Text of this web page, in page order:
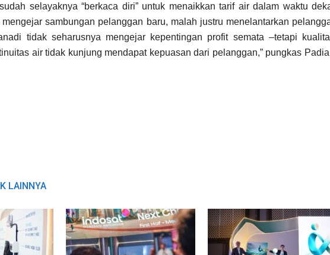
selayaknya “berkaca diri” untuk menaikkan tarif air dalam waktu
sambungan pelanggan baru, malah justru menelantarkan
tidak seharusnya mengejar kepentingan profit semata –tetapi
air tidak kunjung mendapat kepuasan dari pelanggan,” pungkas
LAINNYA